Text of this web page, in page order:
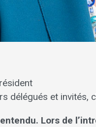
délégués et invités,
entendu. Lors de